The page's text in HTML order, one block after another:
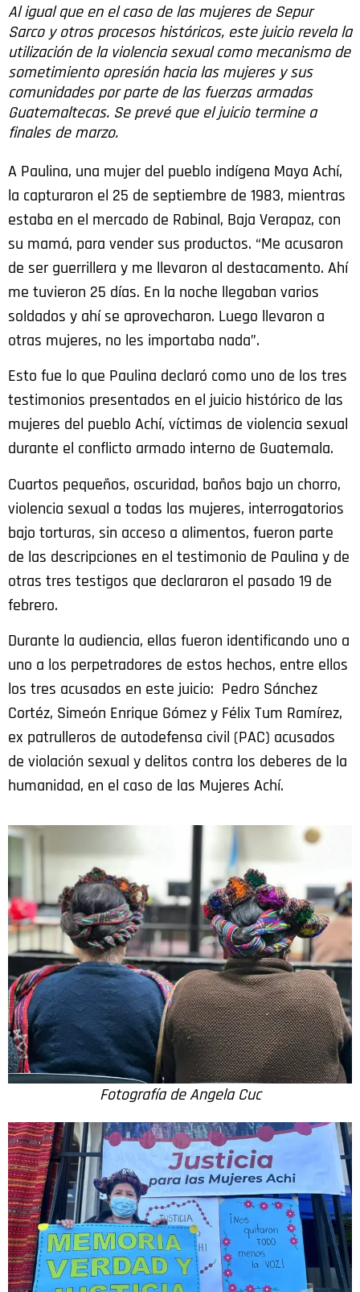
Al igual que en el caso de las mujeres de Sepur
Sarco y otros procesos históricos, este juicio revela la
utilización de la violencia sexual como mecanismo de
sometimiento opresión hacia las mujeres y sus
comunidades por parte de las fuerzas armadas
Guatemaltecas. Se prevé que el juicio termine a
finales de marzo.
A Paulina, una mujer del pueblo indígena Maya Achí,
la capturaron el 25 de septiembre de 1983, mientras
estaba en el mercado de Rabinal, Baja Verapaz, con
su mamá, para vender sus productos. “Me acusaron
de ser guerrillera y me llevaron al destacamento. Ahí
me tuvieron 25 días. En la noche llegaban varios
soldados y ahí se aprovecharon. Luego llevaron a
otras mujeres, no les importaba nada”.
Esto fue lo que Paulina declaró como uno de los tres
testimonios presentados en el juicio histórico de las
mujeres del pueblo Achí, víctimas de violencia sexual
durante el conflicto armado interno de Guatemala.
Cuartos pequeños, oscuridad, baños bajo un chorro,
violencia sexual a todas las mujeres, interrogatorios
bajo torturas, sin acceso a alimentos, fueron parte
de las descripciones en el testimonio de Paulina y de
otras tres testigos que declararon el pasado 19 de
febrero.
Durante la audiencia, ellas fueron identificando uno a
uno a los perpetradores de estos hechos, entre ellos
los tres acusados en este juicio: Pedro Sánchez
Cortéz, Simeón Enrique Gómez y Félix Tum Ramírez,
ex patrulleros de autodefensa civil (PAC) acusados
de violación sexual y delitos contra los deberes de la
humanidad, en el caso de las Mujeres Achí.
Fotografía de Angela Cuc